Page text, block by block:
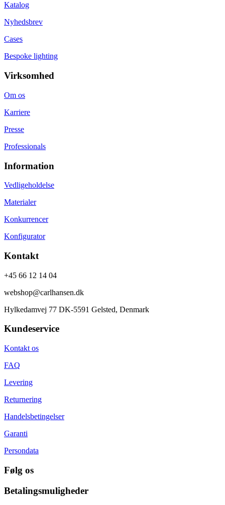
Katalog
Nyhedsbrev
Cases
Bespoke lighting
Virksomhed
Om os
Karriere
Presse
Professionals
Information
Vedligeholdelse
Materialer
Konkurrencer
Konfigurator
Kontakt
+45 66 12 14 04
webshop@carlhansen.dk
Hylkedamvej 77 DK-5591 Gelsted, Denmark
Kundeservice
Kontakt os
FAQ
Levering
Returnering
Handelsbetingelser
Garanti
Persondata
Følg os
Betalingsmuligheder